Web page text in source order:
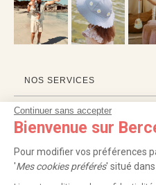
Continuer sans accepter
Bienvenue sur
Pour modifier vos préférences
'Mes cookies préférés' situé dans
NOS SERVICES
INFORMATIONS
PROFESSIONNELS